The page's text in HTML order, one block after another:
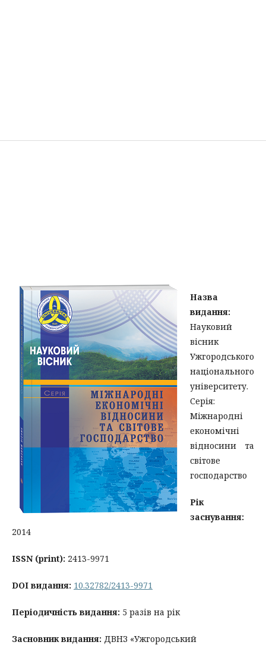
Назва
видання:
Науковий
вісник
Ужгородського
національного
університету.
Серія:
Міжнародні
економічні
відносини та
світове
господарство
Рік
заснування:
2014
ISSN (print): 2413-9971
DOI видання: 10.32782/2413-9971
Періодичність видання: 5 разів на рік
Засновник видання: ДВНЗ «Ужгородський